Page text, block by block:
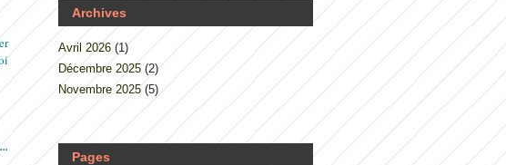
Archives
Avril 2026 (1)
Décembre 2025 (2)
Novembre 2025 (5)
Pages